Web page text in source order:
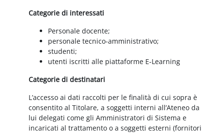
Categorie di interessati
Personale docente;
personale tecnico-amministrativo;
studenti;
utenti iscritti alle piattaforme E-Learning
Categorie di destinatari
L’accesso ai dati raccolti per le finalità di cui sopra è
consentito al Titolare, a soggetti interni all’Ateneo da
lui delegati come gli Amministratori di Sistema e
incaricati al trattamento o a soggetti esterni (fornitori